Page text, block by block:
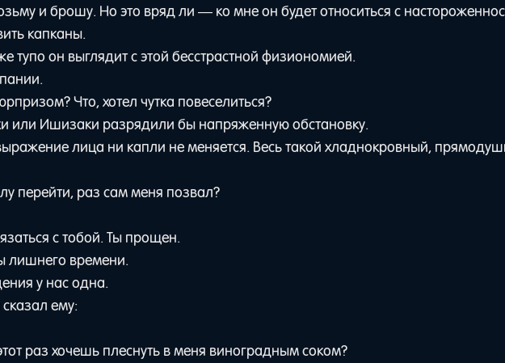
и брошу. Но это вряд ли — ко мне он будет относиться с
капканы.
тупо он выглядит с этой бесстрастной физиономией.
Что, хотел чутка повеселиться?
или Ишизаки разрядили бы напряженную обстановку.
лица ни капли не меняется. Весь такой хладнокровный,
перейти, раз сам меня позвал?
с тобой. Ты прощен.
лишнего времени.
у нас одна.
ему:
раз хочешь плеснуть в меня виноградным соком?